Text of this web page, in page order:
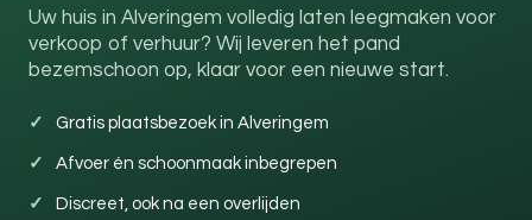
Uw huis in Alveringem volledig laten leegmaken voor
verkoop of verhuur? Wij leveren het pand
bezemschoon op, klaar voor een nieuwe start.
Gratis plaatsbezoek in Alveringem
Afvoer én schoonmaak inbegrepen
Discreet, ook na een overlijden